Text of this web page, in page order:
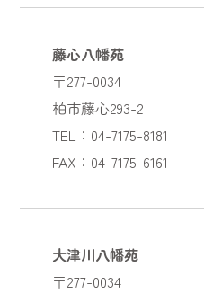
藤心八幡苑
〒277-0034
柏市藤心293-2
TEL：04-7175-8181
FAX：04-7175-6161
大津川八幡苑
〒277-0034